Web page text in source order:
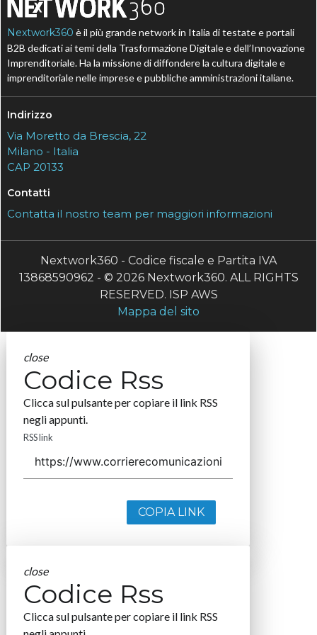
Nextwork360 è il più grande network in Italia di testate e portali
B2B dedicati ai temi della Trasformazione Digitale e dell’Innovazione
Imprenditoriale. Ha la missione di diffondere la cultura digitale e
imprenditoriale nelle imprese e pubbliche amministrazioni italiane.
Indirizzo
Via Moretto da Brescia, 22
Milano - Italia
CAP 20133
Contatti
Contatta il nostro team per maggiori informazioni
Nextwork360 - Codice fiscale e Partita IVA
13868590962 - © 2026 Nextwork360. ALL RIGHTS
RESERVED. ISP AWS
Mappa del sito
close
Codice Rss
Clicca sul pulsante per copiare il link RSS
negli appunti.
RSS link
COPIA LINK
close
Codice Rss
Clicca sul pulsante per copiare il link RSS